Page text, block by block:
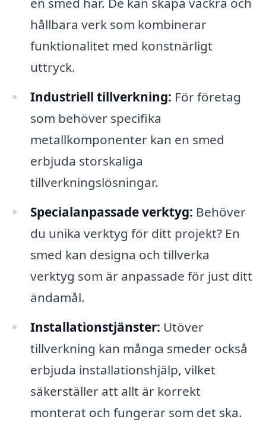
hållbara verk som kombinerar
funktionalitet med konstnärligt
uttryck.
Industriell tillverkning: För företag
som behöver specifika
metallkomponenter kan en smed
erbjuda storskaliga
tillverkningslösningar.
Specialanpassade verktyg: Behöver
du unika verktyg för ditt projekt? En
smed kan designa och tillverka
verktyg som är anpassade för just ditt
ändamål.
Installationstjänster: Utöver
tillverkning kan många smeder också
erbjuda installationshjälp, vilket
säkerställer att allt är korrekt
monterat och fungerar som det ska.